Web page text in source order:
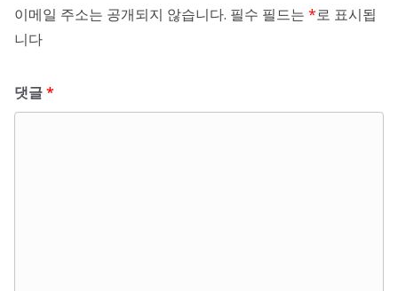
이메일 주소는 공개되지 않습니다. 필수 필드는 *로 표시됩
니다
댓글*